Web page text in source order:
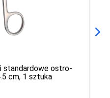
standardowe ostro-
cm, 1 sztuka